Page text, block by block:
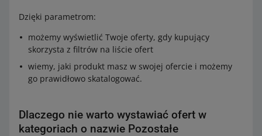
Dzięki parametrom:
możemy wyświetlić Twoje oferty, gdy kupujący
skorzysta z filtrów na liście ofert
wiemy, jaki produkt masz w swojej ofercie i możemy
go prawidłowo skatalogować.
Dlaczego nie warto wystawiać ofert w
kategoriach o nazwie Pozostałe